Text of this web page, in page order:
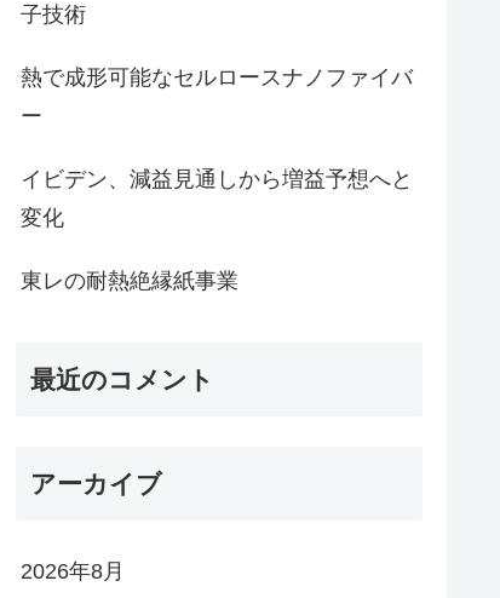
子技術
熱で成形可能なセルロースナノファイバ
ー
イビデン、減益見通しから増益予想へと
変化
東レの耐熱絶縁紙事業
最近のコメント
アーカイブ
2026年8月